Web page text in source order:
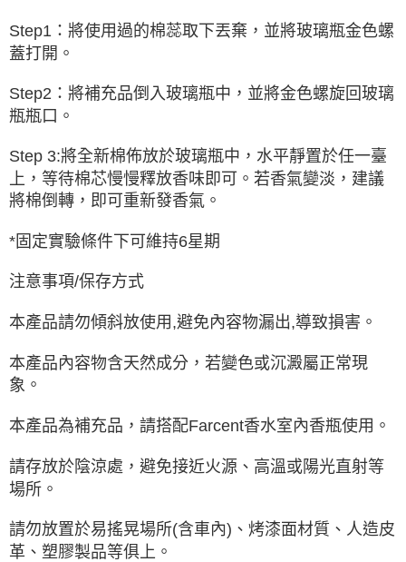
Step1 ：將使用過的棉蕊取下丟棄，並將玻璃瓶金色螺
蓋打開。
Step2 ：將補充品倒入玻璃瓶中，並將金色螺旋回玻璃
瓶瓶口。
Step 3:將全新棉佈放於玻璃瓶中，水平靜置於任一臺
上，等待棉芯慢慢釋放香味即可。若香氣變淡，建議
將棉倒轉，即可重新發香氣。
*固定實驗條件下可維持6星期
注意事項/保存方式
本產品請勿傾斜放使用 ,避免內容物漏出,導致損害。
本產品內容物含天然成分，若變色或沉澱屬正常現
象。
本產品為補充品，請搭配Farcent香水室內香瓶使用。
請存放於陰涼處，避免接近火源、高溫或陽光直射等
場所。
請勿放置於易搖晃場所(含車內) 、烤漆面材質、人造皮
革、塑膠製品等俱上。